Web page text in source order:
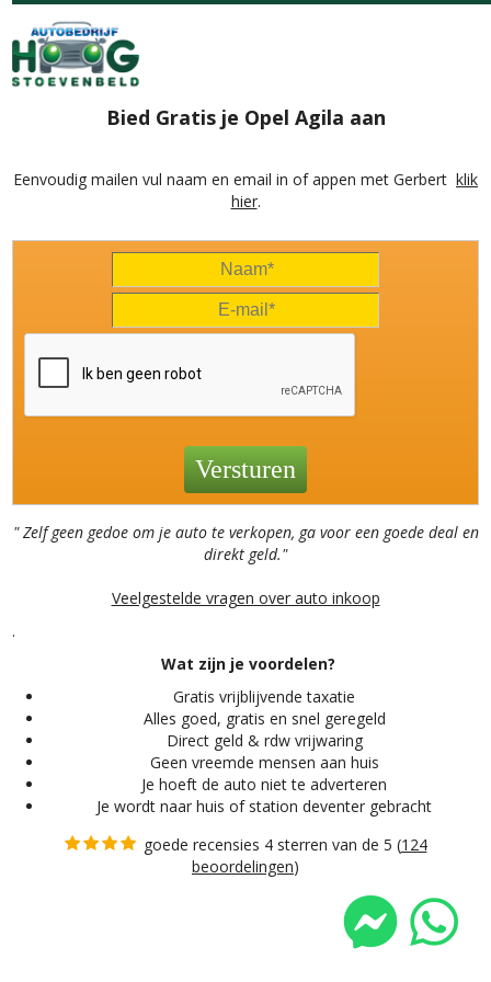
Bied Gratis je Opel Agila aan
Eenvoudig mailen vul naam en email in of appen met Gerbert klik
hier.
" Zelf geen gedoe om je auto te verkopen, ga voor een goede deal en
direkt geld."
Veelgestelde vragen over auto inkoop
.
Wat zijn je voordelen?
Gratis vrijblijvende taxatie
Alles goed, gratis en snel geregeld
Direct geld & rdw vrijwaring
Geen vreemde mensen aan huis
Je hoeft de auto niet te adverteren
Je wordt naar huis of station deventer gebracht
goede recensies 4 sterren van de 5 (124
beoordelingen)